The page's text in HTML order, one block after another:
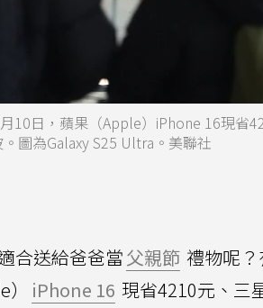
10日，蘋果（Apple）iPhone 16現省
圖為Galaxy S25 Ultra。美聯社
合送給爸爸當父親節 禮物呢
iPhone 16 現省4210元、三